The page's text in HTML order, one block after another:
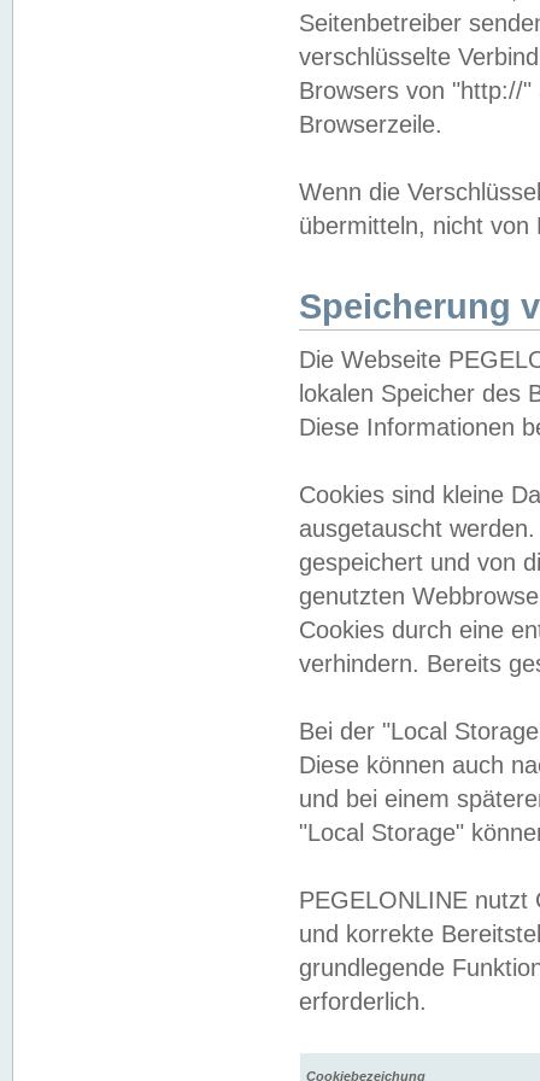
Seitenbetreiber
verschlüsselte
Browsers von "http://
Browserzeile.
Wenn die
übermitteln, nicht von
Speicherung
Die Webseite
lokalen Speicher des
Diese Informationen
Cookies sind kleine
ausgetauscht
gespeichert und von
genutzten
Cookies durch eine
verhindern. Bereits
Bei der "Local
Diese können auch
und bei einem
"Local Storage"
PEGELONLINE nutzt
und korrekte
grundlegende
erforderlich.
Cookiebezeichung